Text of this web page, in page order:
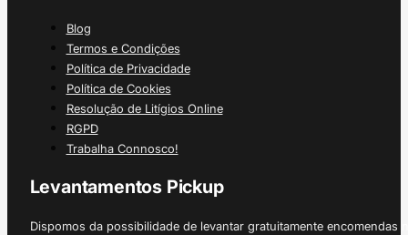
Blog
Termos e Condições
Política de Privacidade
Política de Cookies
Resolução de Litígios Online
RGPD
Trabalha Connosco!
Levantamentos Pickup
Dispomos da possibilidade de levantar gratuitamente